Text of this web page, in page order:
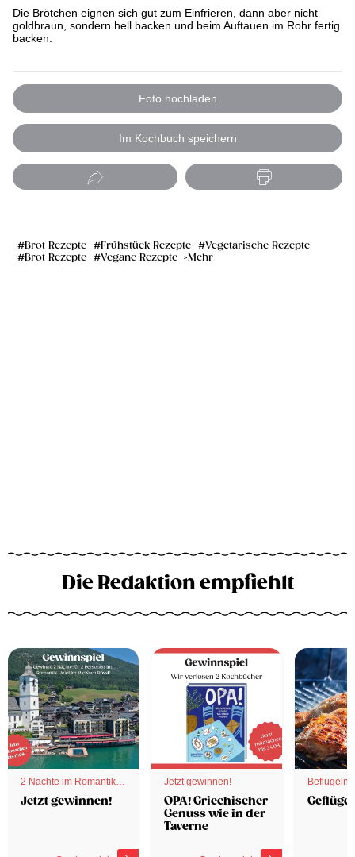
Die Brötchen eignen sich gut zum Einfrieren, dann aber nicht
goldbraun, sondern hell backen und beim Auftauen im Rohr fertig
backen.
Foto hochladen
Im Kochbuch speichern
Brot Rezepte Frühstück Rezepte
Vegetarische Rezepte
Brot Rezepte
Vegane Rezepte Mehr
Die Redaktion empfiehlt
2 Nächte im Romantik
Hotel
Jetzt gewinnen!
Jetzt gewinnen!
OPA! Griechischer
Genuss wie in der
Taverne